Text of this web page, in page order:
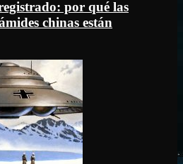
por qué las
chinas están